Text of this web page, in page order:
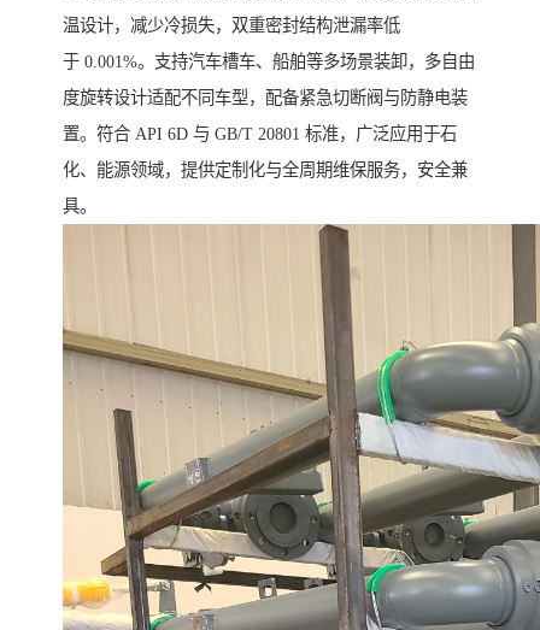
温设计，减少冷损失，双重密封结构泄漏率低
于 0.001%。支持汽车槽车、船舶等多场景装卸，多自由
度旋转设计适配不同车型，配备紧急切断阀与防静电装
置。符合 API 6D 与 GB/T 20801 标准，广泛应用于石
化、能源领域，提供定制化与全周期维保服务，安全兼
具。